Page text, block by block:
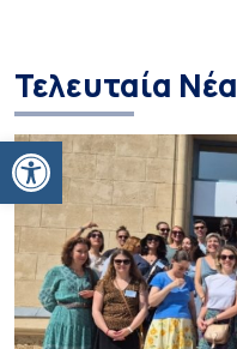
Ανοίξτε τη γραμμή εργαλείων
Τελευταία Νέα